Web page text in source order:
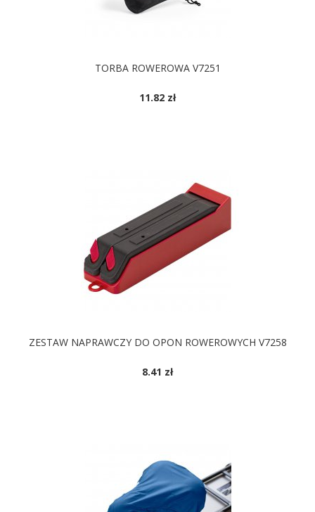
TORBA ROWEROWA V7251
11.82 zł
ZESTAW NAPRAWCZY DO OPON ROWEROWYCH V7258
8.41 zł